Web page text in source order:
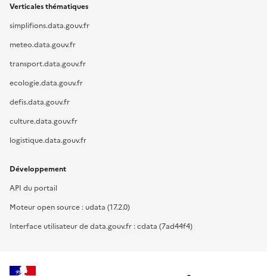
Verticales thématiques
simplifions.data.gouv.fr
meteo.data.gouv.fr
transport.data.gouv.fr
ecologie.data.gouv.fr
defis.data.gouv.fr
culture.data.gouv.fr
logistique.data.gouv.fr
Développement
API du portail
Moteur open source : udata (17.2.0)
Interface utilisateur de data.gouv.fr : cdata (7ad44f4)